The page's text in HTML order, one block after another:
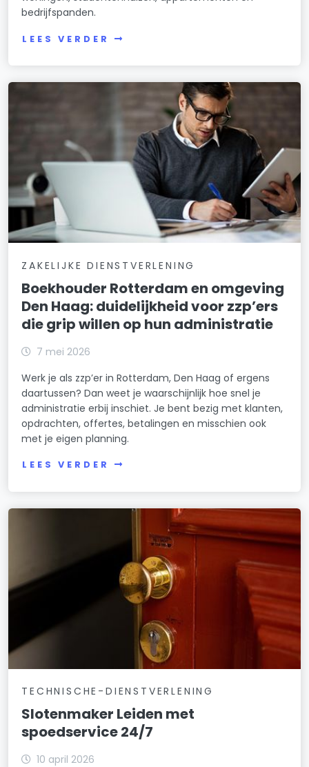
bedrijfspanden.
LEES VERDER
ZAKELIJKE DIENSTVERLENING
Boekhouder Rotterdam en omgeving
Den Haag: duidelijkheid voor zzp’ers
die grip willen op hun administratie
7 mei 2026
Werk je als zzp’er in Rotterdam, Den Haag of ergens
daartussen? Dan weet je waarschijnlijk hoe snel je
administratie erbij inschiet. Je bent bezig met klanten,
opdrachten, offertes, betalingen en misschien ook
met je eigen planning.
LEES VERDER
TECHNISCHE-DIENSTVERLENING
Slotenmaker Leiden met
spoedservice 24/7
10 april 2026